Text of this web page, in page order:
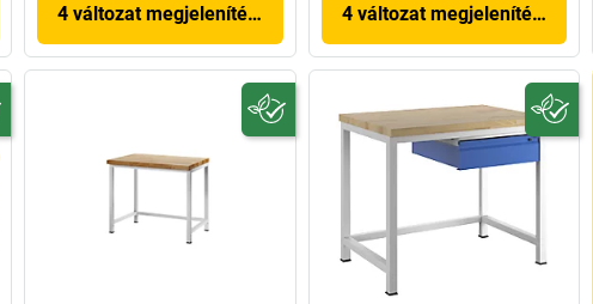
4 változat megjelenítése 4 változat megjelenítése